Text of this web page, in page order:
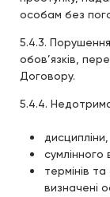
особам без
5.4.3.
обов’язків,
Договору.
5.4.4.
дисципліни,
сумлінного
термінів
визначені